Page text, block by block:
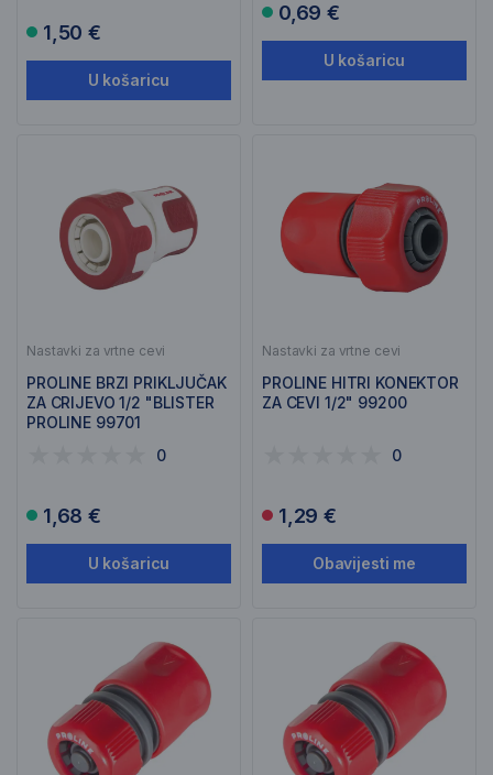
1,50 €
U košaricu
0,69 €
U košaricu
Nastavki za vrtne cevi
PROLINE BRZI PRIKLJUČAK
ZA CRIJEVO 1/2 "BLISTER
PROLINE 99701
0
1,68 €
U košaricu
Nastavki za vrtne cevi
PROLINE HITRI KONEKTOR
ZA CEVI 1/2" 99200
0
1,29 €
Obavijesti me